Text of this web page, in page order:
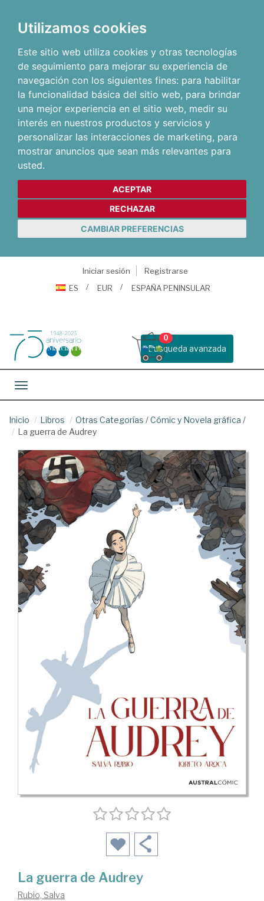
Utilizamos cookies
Este sitio web utiliza cookies y otras tecnologías
de seguimiento para mejorar su experiencia de
navegación con los siguientes fines: para habilitar
la funcionalidad básica del sitio web, para brindar
una mejor experiencia en el sitio web, medir su
interés en nuestros productos y servicios y
personalizar las interacciones de marketing, para
mostrar anuncios que sean más relevantes para
usted.
ACEPTAR
RECHAZAR
CAMBIAR PREFERENCIAS
Iniciar sesión
Registrarse
ES
EUR ESPAÑA PENINSULAR
Busqueda avanzada
0
Toggle navigation
Inicio Libros Otras Categorías /Cómic y Novela gráfica /
La guerra de Audrey
La guerra de Audrey
Rubio, Salva